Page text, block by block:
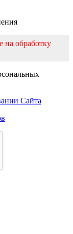
на обработку
Сайта